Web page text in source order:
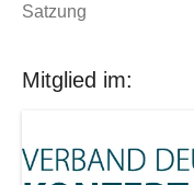
Satzung
Mitglied im: